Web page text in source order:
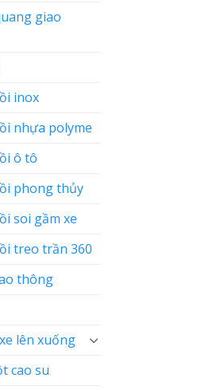
giao
inox
nhựa polyme
ô tô
phong thủy
soi gầm xe
treo trần 360
thông
lên xuống
cao su